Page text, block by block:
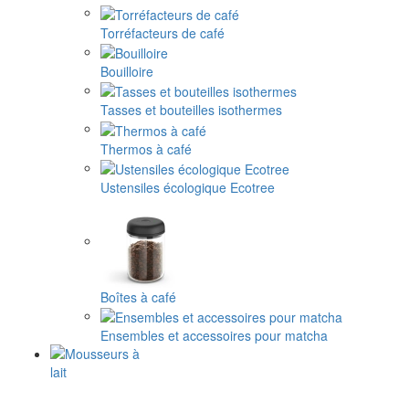
Torréfacteurs de café
Bouilloire
Tasses et bouteilles isothermes
Thermos à café
Ustensiles écologique Ecotree
Boîtes à café
Ensembles et accessoires pour matcha